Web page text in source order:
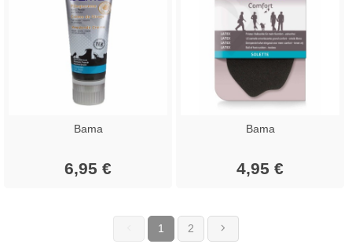
Bama
6,95 €
Bama
4,95 €
1 (current)
2